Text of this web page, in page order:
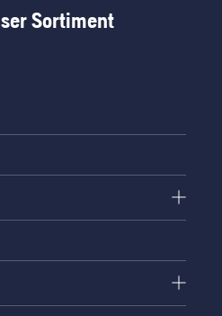
Sortiment